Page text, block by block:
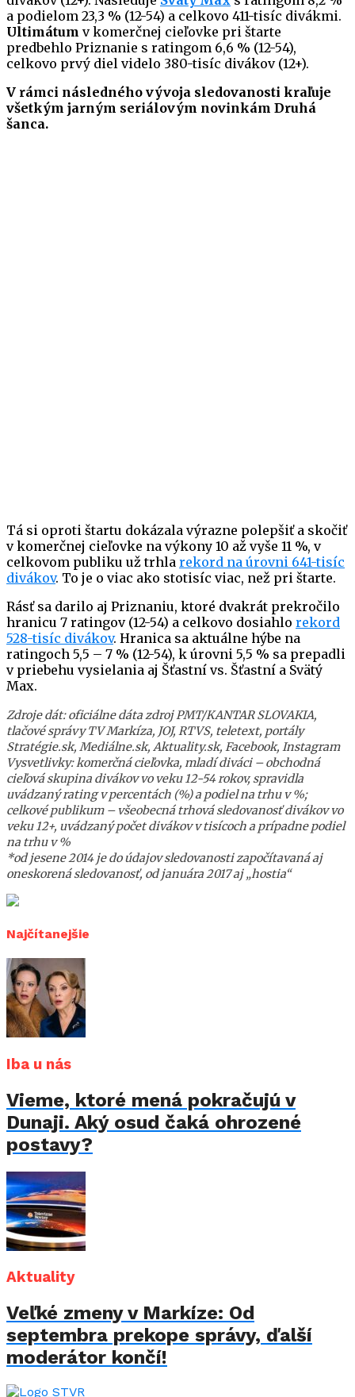
a podielom 23,3 % (12-54) a celkovo 411-tisíc divákmi.
Ultimátum v komerčnej cieľovke pri štarte
predbehlo Priznanie s ratingom 6,6 % (12-54),
celkovo prvý diel videlo 380-tisíc divákov (12+).
V rámci následného vývoja sledovanosti kraľuje
všetkým jarným seriálovým novinkám Druhá
šanca.
Tá si oproti štartu dokázala výrazne polepšiť a skočiť
v komerčnej cieľovke na výkony 10 až vyše 11 %, v
celkovom publiku už trhla rekord na úrovni 641-tisíc
divákov. To je o viac ako stotisíc viac, než pri štarte.
Rásť sa darilo aj Priznaniu, ktoré dvakrát prekročilo
hranicu 7 ratingov (12-54) a celkovo dosiahlo rekord
528-tisíc divákov. Hranica sa aktuálne hýbe na
ratingoch 5,5 – 7 % (12-54), k úrovni 5,5 % sa prepadli
v priebehu vysielania aj Šťastní vs. Šťastní a Svätý
Max.
Zdroje dát: oficiálne dáta zdroj PMT/KANTAR SLOVAKIA,
tlačové správy TV Markíza, JOJ, RTVS, teletext, portály
Stratégie.sk, Mediálne.sk, Aktuality.sk, Facebook, Instagram
Vysvetlivky: komerčná cieľovka, mladí diváci – obchodná
cieľová skupina divákov vo veku 12-54 rokov, spravidla
uvádzaný rating v percentách (%) a podiel na trhu v %;
celkové publikum – všeobecná trhová sledovanosť divákov vo
veku 12+, uvádzaný počet divákov v tisícoch a prípadne podiel
na trhu v %
*od jesene 2014 je do údajov sledovanosti započítavaná aj
oneskorená sledovanosť, od januára 2017 aj „hostia“
Najčítanejšie
Iba u nás
Vieme, ktoré mená pokračujú v
Dunaji. Aký osud čaká ohrozené
postavy?
Aktuality
Veľké zmeny v Markíze: Od
septembra prekope správy, ďalší
moderátor končí!